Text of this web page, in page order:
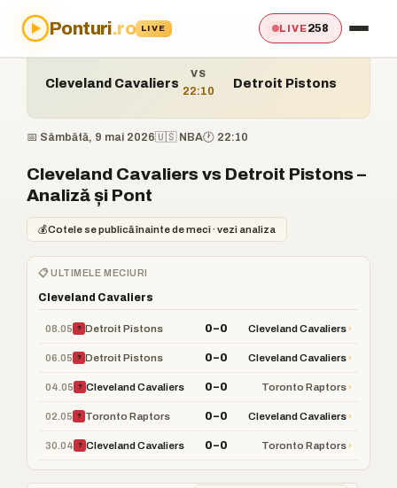
Ponturi.ro LIVE LIVE258
Acasă›Ponturi›Cleveland Cavaliers vs Detroit Pistons
Cleveland Cavaliers
VS
22:10
Detroit Pistons
📅 Sâmbătă, 9 mai 2026🇺🇸 NBA🕐 22:10
Cleveland Cavaliers vs Detroit Pistons –
Analiză și Pont
💰Cotele se publică înainte de meci · vezi analiza
📋 ULTIMELE MECIURI
Cleveland Cavaliers
08.05 ? Detroit Pistons 0–0 Cleveland Cavaliers›
06.05 ? Detroit Pistons 0–0 Cleveland Cavaliers›
04.05 ? Cleveland Cavaliers 0–0 Toronto Raptors›
02.05 ? Toronto Raptors 0–0 Cleveland Cavaliers›
30.04 ? Cleveland Cavaliers 0–0 Toronto Raptors›